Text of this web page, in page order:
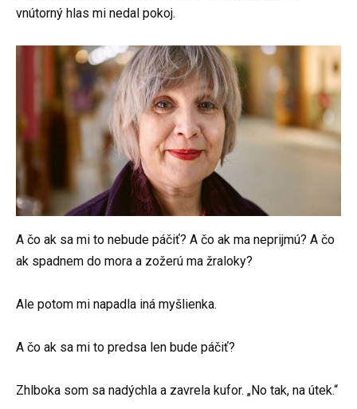
vnútorný hlas mi nedal pokoj.
A čo ak sa mi to nebude páčiť? A čo ak ma neprijmú? A čo
ak spadnem do mora a zožerú ma žraloky?
Ale potom mi napadla iná myšlienka.
A čo ak sa mi to predsa len bude páčiť?
Zhlboka som sa nadýchla a zavrela kufor. „No tak, na útek.“